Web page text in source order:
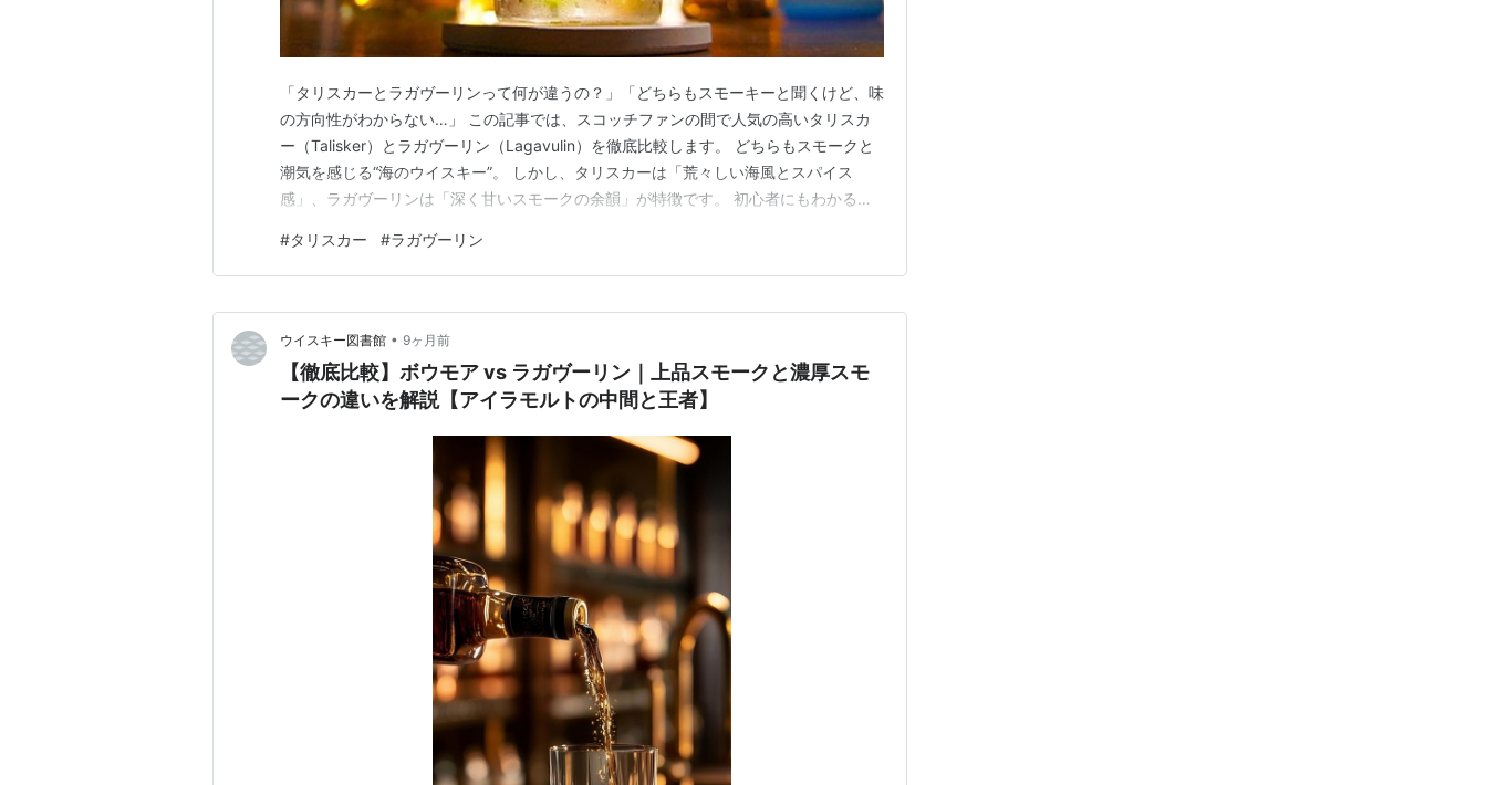
「タリスカーとラガヴーリンって何が違うの？」「どちらもスモーキーと聞くけど、味
の方向性がわからない…」 この記事では、スコッチファンの間で人気の高いタリスカ
ー（Talisker）とラガヴーリン（Lagavulin）を徹底比較します。 どちらもスモークと
潮気を感じる“海のウイスキー”。 しかし、タリスカーは「荒々しい海風とスパイス
感」、ラガヴーリンは「深く甘いスモークの余韻」が特徴です。 初心者にもわかるよ
とラガヴーリンとは？ 項目 タリスカー ラガヴーリン 地域 スカイ島 アイラ島 創業年
1830年 1816年 ス…
#タリスカー #ラガヴーリン
ウイスキー図書館 • 9ヶ月前
【徹底比較】ボウモア vs ラガヴーリン｜上品スモークと濃厚スモ
ークの違いを解説【アイラモルトの中間と王者】